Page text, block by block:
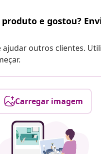
e gostou?
ajudar outros clientes.
Carregar imagem